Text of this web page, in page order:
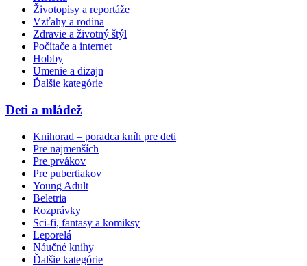
Životopisy a reportáže
Vzťahy a rodina
Zdravie a životný štýl
Počítače a internet
Hobby
Umenie a dizajn
Ďalšie kategórie
Deti a mládež
Knihorad – poradca kníh pre deti
Pre najmenších
Pre prvákov
Pre pubertiakov
Young Adult
Beletria
Rozprávky
Sci-fi, fantasy a komiksy
Leporelá
Náučné knihy
Ďalšie kategórie